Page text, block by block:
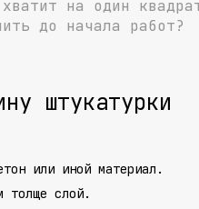
на один
до начала работ?
штукатурки
или иной материал.
толще слой.